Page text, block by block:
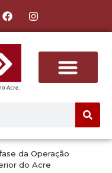
da Operação
do Acre